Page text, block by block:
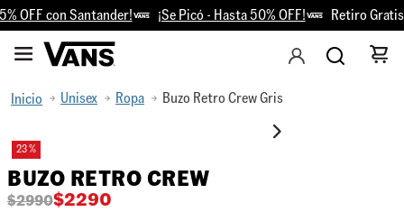
OFF con Santander! ¡Se Picó - Hasta 50% OFF! Retiro Gratis
Unisex Ropa Buzo Retro Crew Gris
23 %
BUZO RETRO CREW
$2290
$2990